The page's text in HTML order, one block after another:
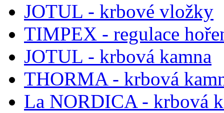
JOTUL - krbové vložky
TIMPEX - regulace
JOTUL - krbová kamna
THORMA - krbová
La NORDICA - krbová